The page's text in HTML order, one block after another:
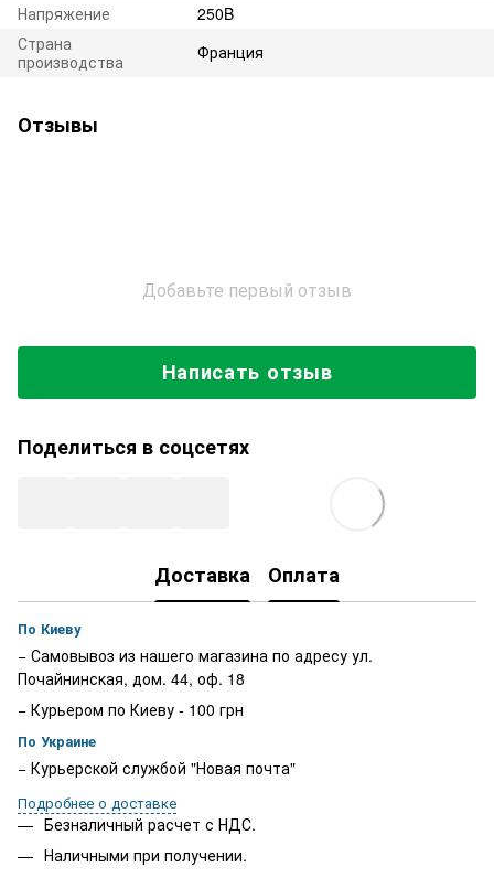
Напряжение
250B
Страна
производства
Франция
Отзывы
Добавьте первый отзыв
Написать отзыв
Поделиться в соцсетях
Доставка Оплата
По Киеву
− Самовывоз из нашего магазина по адресу ул.
Почайнинская, дом. 44, оф. 18
− Курьером по Киеву - 100 грн
По Украине
− Курьерской службой "Новая почта"
Подробнее о доставке
Безналичный расчет с НДС.
Наличными при получении.